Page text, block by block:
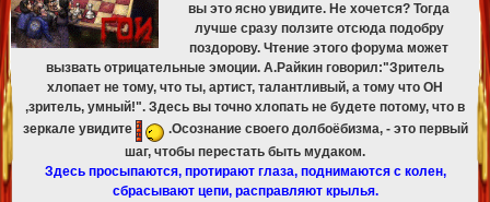
вы это ясно увидите. Не хочется? Тогда
лучше сразу ползите отсюда подобру
поздорову. Чтение этого форума может
вызвать отрицательные эмоции. А.Райкин говорил:"Зритель
хлопает не тому, что ты, артист, талантливый, а тому что ОН
,зритель, умный!". Здесь вы точно хлопать не будете потому, что в
зеркале увидите
.Осознание своего долбоёбизма, - это первый
шаг, чтобы перестать быть мудаком.
Здесь просыпаются, протирают глаза, поднимаются с колен,
сбрасывают цепи, расправляют крылья.